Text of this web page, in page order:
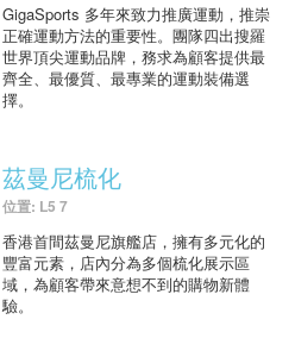
GigaSports 多年來致力推廣運動，推崇
正確運動方法的重要性。團隊四出搜羅
世界頂尖運動品牌，務求為顧客提供最
齊全、最優質、最專業的運動裝備選
擇。
茲曼尼梳化
位置: L5 7
香港首間茲曼尼旗艦店，擁有多元化的
豐富元素，店內分為多個梳化展示區
域，為顧客帶來意想不到的購物新體
驗。